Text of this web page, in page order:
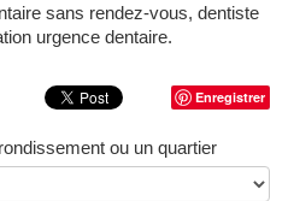
sans rendez-vous, dentiste
urgence dentaire.
Enregistrer
ou un quartier